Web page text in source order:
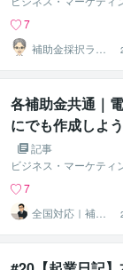
7
補助金採択ラボ
【事業計画書販
売】
各補助金共通｜
にでも作成しよ
記事
ビジネス・マーケティ
7
全国対応｜補助
金コンシェルジ
ュ練馬